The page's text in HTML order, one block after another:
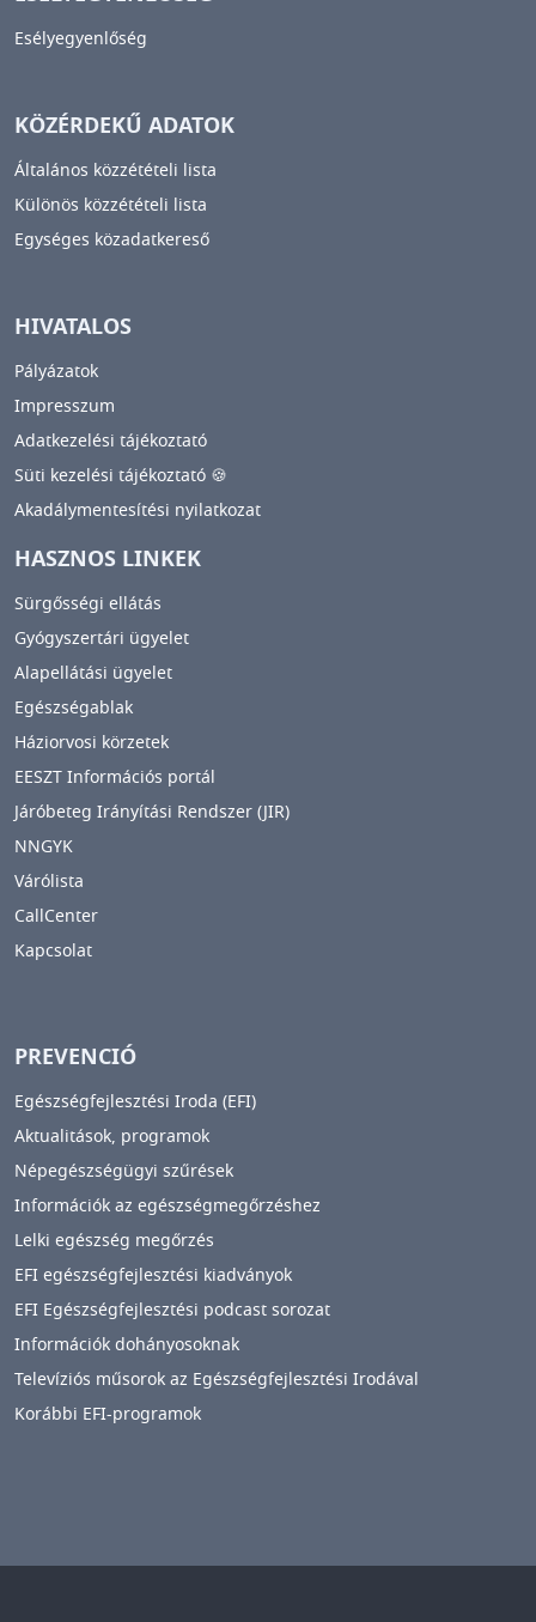
Esélyegyenlőség
KÖZÉRDEKŰ ADATOK
Általános közzétételi lista
Különös közzétételi lista
Egységes közadatkereső
HIVATALOS
Pályázatok
Impresszum
Adatkezelési tájékoztató
Süti kezelési tájékoztató 🍪
Akadálymentesítési nyilatkozat
HASZNOS LINKEK
Sürgősségi ellátás
Gyógyszertári ügyelet
Alapellátási ügyelet
Egészségablak
Háziorvosi körzetek
EESZT Információs portál
Járóbeteg Irányítási Rendszer (JIR)
NNGYK
Várólista
CallCenter
Kapcsolat
PREVENCIÓ
Egészségfejlesztési Iroda (EFI)
Aktualitások, programok
Népegészségügyi szűrések
Információk az egészségmegőrzéshez
Lelki egészség megőrzés
EFI egészségfejlesztési kiadványok
EFI Egészségfejlesztési podcast sorozat
Információk dohányosoknak
Televíziós műsorok az Egészségfejlesztési Irodával
Korábbi EFI-programok